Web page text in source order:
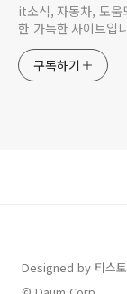
it소식, 자동차, 도움
한 가득한 사이트입
구독하기
Designed by 티스